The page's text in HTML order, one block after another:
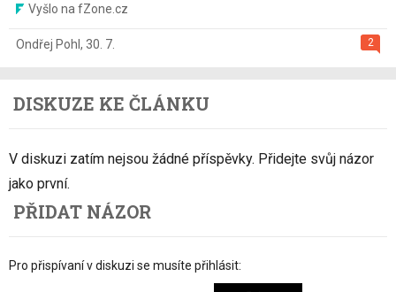
Vyšlo na fZone.cz
2
Ondřej Pohl , 30. 7.
DISKUZE KE ČLÁNKU
V diskuzi zatím nejsou žádné příspěvky. Přidejte svůj názor
jako první.
PŘIDAT NÁZOR
Pro přispívaní v diskuzi se musíte přihlásit: